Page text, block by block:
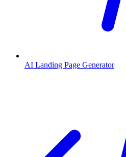
AI Landing Page Generator